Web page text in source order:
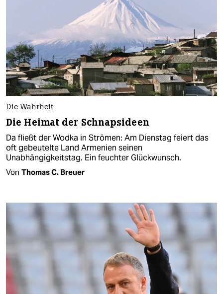
Die Wahrheit
Die Heimat der Schnapsideen
Da fließt der Wodka in Strömen: Am Dienstag feiert das
oft gebeutelte Land Armenien seinen
Unabhängigkeitstag. Ein feuchter Glückwunsch.
Von Thomas C. Breuer